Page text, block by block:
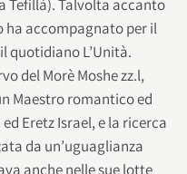
Tefillà). Talvolta accanto
ha accompagnato per il
quotidiano L’Unità.
del Morè Moshe zz.l,
Maestro romantico ed
Eretz Israel, e la ricerca
da un’uguaglianza
anche nelle sue lotte